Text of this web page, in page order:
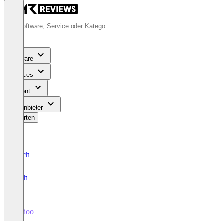
Software
Services
Content
Für Anbieter
Bewerten
Deutsch
English
Rydoo